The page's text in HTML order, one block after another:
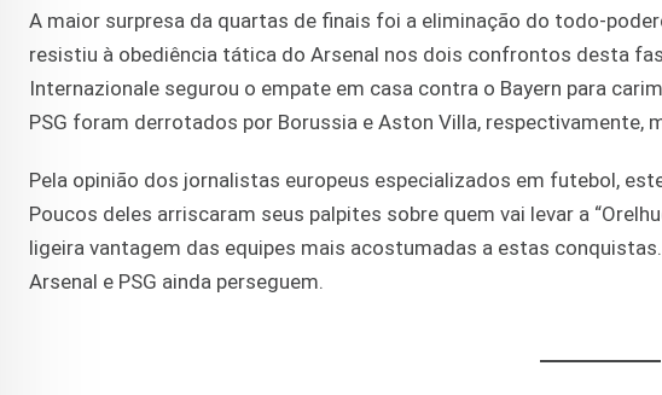
A maior surpresa da quartas de finais foi a eliminação do todo-
resistiu à obediência tática do Arsenal nos dois confrontos desta
Internazionale segurou o empate em casa contra o Bayern para
PSG foram derrotados por Borussia e Aston Villa, respectivamente,
Pela opinião dos jornalistas europeus especializados em futebol,
Poucos deles arriscaram seus palpites sobre quem vai levar a
ligeira vantagem das equipes mais acostumadas a estas
Arsenal e PSG ainda perseguem.